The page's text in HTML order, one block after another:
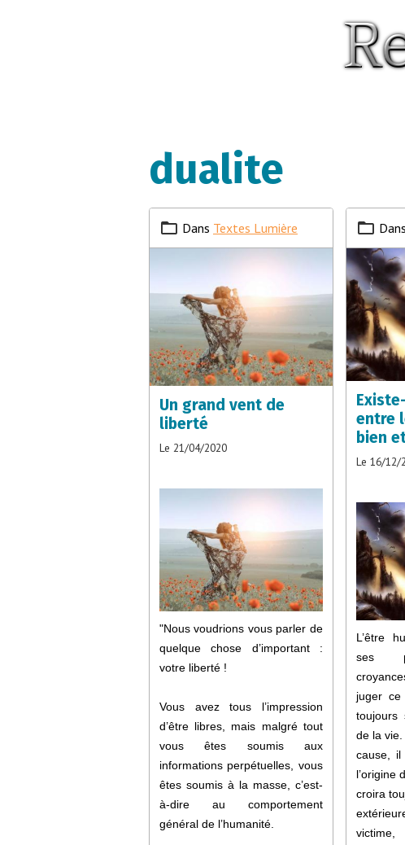
dualite
Dans Textes Lumière
Un grand vent de
liberté
Le 21/04/2020
"Nous voudrions vous parler de
quelque chose d’important :
votre liberté !
Vous avez tous l’impression
d’être libres, mais malgré tout
vous êtes soumis aux
informations perpétuelles, vous
êtes soumis à la masse, c’est-
à-dire au comportement
général de l’humanité.
Dans
entre
bien
Le 16/12/
L’être
ses
juger
toujours
de la
cause, il
l’origine
croira